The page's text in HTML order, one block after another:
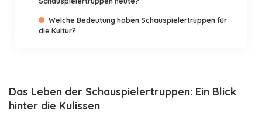
Welche Bedeutung haben Schauspielertruppen für
die Kultur?
Das Leben der Schauspielertruppen: Ein Blick
hinter die Kulissen